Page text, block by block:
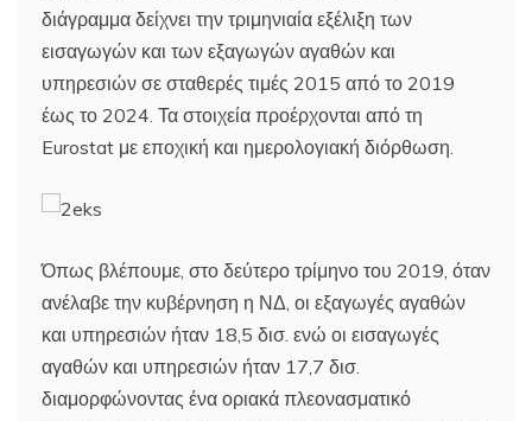
διάγραμμα δείχνει την τριμηνιαία εξέλιξη των
εισαγωγών και των εξαγωγών αγαθών και
υπηρεσιών σε σταθερές τιμές 2015 από το 2019
έως το 2024. Τα στοιχεία προέρχονται από τη
Eurostat με εποχική και ημερολογιακή διόρθωση.
Όπως βλέπουμε, στο δεύτερο τρίμηνο του 2019, όταν
ανέλαβε την κυβέρνηση η ΝΔ, οι εξαγωγές αγαθών
και υπηρεσιών ήταν 18,5 δισ. ενώ οι εισαγωγές
αγαθών και υπηρεσιών ήταν 17,7 δισ.
διαμορφώνοντας ένα οριακά πλεονασματικό